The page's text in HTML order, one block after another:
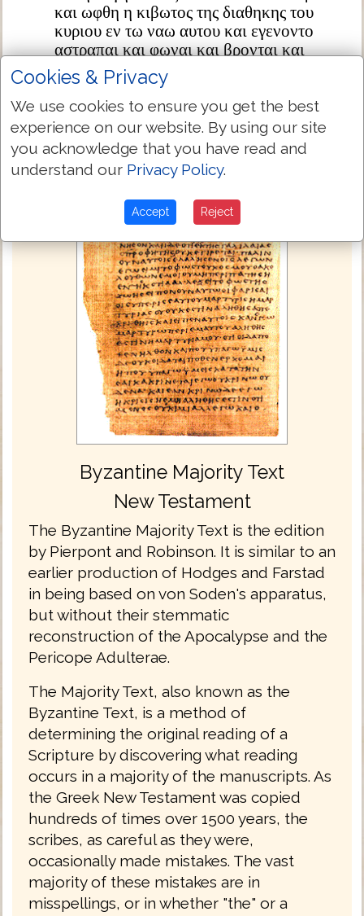
και ωφθη η κιβωτος της διαθηκης του
κυριου εν τω ναω αυτου και εγενοντο
αστραπαι και φωναι και βρονται και
χαλαζα μεγαλη
Next Chapter »
Byzantine Majority Text
New Testament
The Byzantine Majority Text is the edition
by Pierpont and Robinson. It is similar to an
earlier production of Hodges and Farstad
in being based on von Soden's apparatus,
but without their stemmatic
reconstruction of the Apocalypse and the
Pericope Adulterae.
The Majority Text, also known as the
Byzantine Text, is a method of
determining the original reading of a
Scripture by discovering what reading
occurs in a majority of the manuscripts. As
the Greek New Testament was copied
hundreds of times over 1500 years, the
scribes, as careful as they were,
occasionally made mistakes. The vast
majority of these mistakes are in
misspellings, or in whether "the" or a
Cookies & Privacy
We use cookies to ensure you get the best
experience on our website. By using our site
you acknowledge that you have read and
understand our Privacy Policy.
Accept Reject